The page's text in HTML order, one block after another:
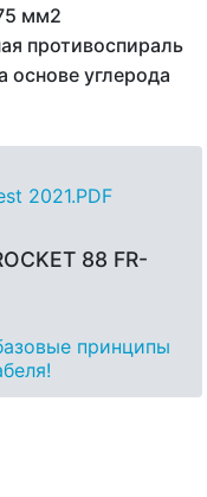
мм2
противоспираль
основе углерода
2021.PDF
88 FR-
принципы